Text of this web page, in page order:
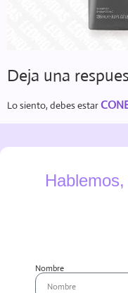
Deja una
Lo siento, debes estar
Hablemos,
Nombre